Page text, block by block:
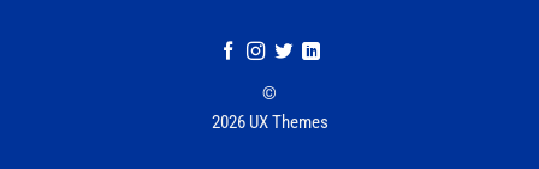
©
2026 UX Themes